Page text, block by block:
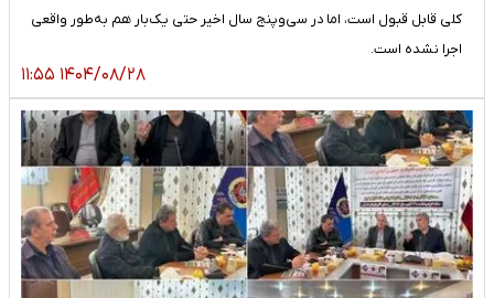
کلی قابل قبول است، اما در سی‌وپنج سال اخیر حتی یک‌بار هم به‌طور واقعی
اجرا نشده است.
۱۴۰۴/۰۸/۲۸ ۱۱:۵۵